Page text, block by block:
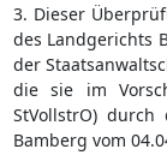
3. Dieser
des Landgerichts
der
die sie im
StVollstrO) durch
Bamberg vom